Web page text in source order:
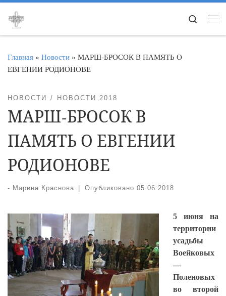
Перейти к содержимому
Search
Главная » Новости » МАРШ-БРОСОК В ПАМЯТЬ О
ЕВГЕНИИ РОДИОНОВЕ
НОВОСТИ НОВОСТИ 2018
МАРШ-БРОСОК В
ПАМЯТЬ О ЕВГЕНИИ
РОДИОНОВЕ
- Марина Краснова Опубликовано 05.06.2018
5 июня на
территории
усадьбы
Воейковых
—
Поленовых
во второй